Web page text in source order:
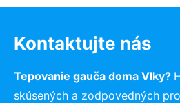
Kontaktujte nás
Tepovanie gauča doma Vlky?
skúsených a zodpovedných